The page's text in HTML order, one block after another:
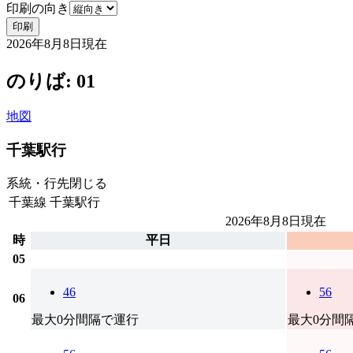
印刷の向き
印刷
2026年8月8日 現在
のりば: 01
地図
千葉駅行
系統・行先閉じる
千葉線 千葉駅行
2026年8月8日 現在
時
平日
05
06 46
最大0分間隔で運行
56
最大0分間